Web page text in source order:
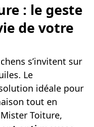
: le geste
de votre
s’invitent sur
Le
idéale pour
tout en
Toiture,